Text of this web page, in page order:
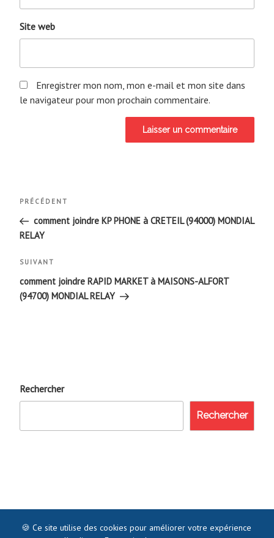
Site web
Enregistrer mon nom, mon e-mail et mon site dans
le navigateur pour mon prochain commentaire.
Navigation
de
l’article
Article
précédent
PRÉCÉDENT
comment joindre KP PHONE à CRETEIL (94000) MONDIAL
RELAY
Article
suivant
SUIVANT
comment joindre RAPID MARKET à MAISONS-ALFORT
(94700) MONDIAL RELAY
Rechercher
Rechercher
🍪 Ce site utilise des cookies pour améliorer votre expérience